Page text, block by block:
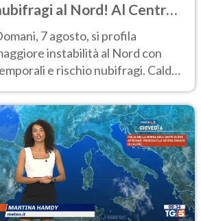
al Nord! Al Centro-
caldo estremo
7 agosto, si profila
instabilità al Nord con
e rischio nubifragi. Caldo